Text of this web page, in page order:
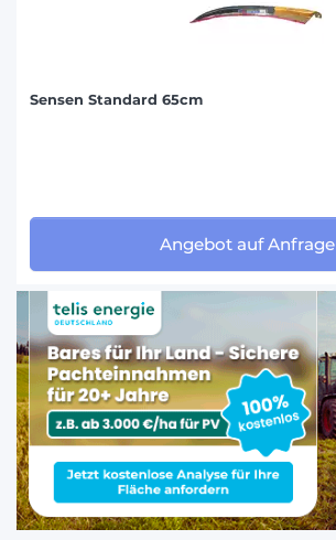
Sensen Standard 65cm
Angebot auf Anfrage